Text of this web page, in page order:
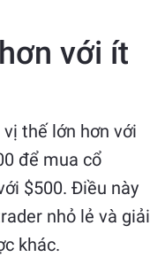
với ít
thế lớn hơn với
để mua cổ
$500. Điều này
nhỏ lẻ và giải
khác.